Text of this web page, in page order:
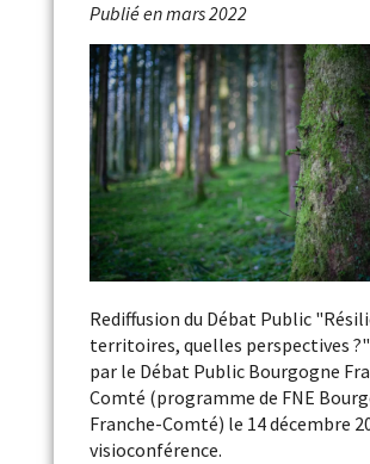
Publié enmars 2022
Rediffusion du Débat Public
territoires, quelles perspectives
par le Débat Public Bourgogne
Comté (programme de FNE
Franche-Comté) le 14 décembre
visioconférence.